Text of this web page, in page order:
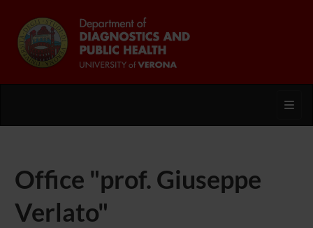
Office "prof. Giuseppe
Verlato"